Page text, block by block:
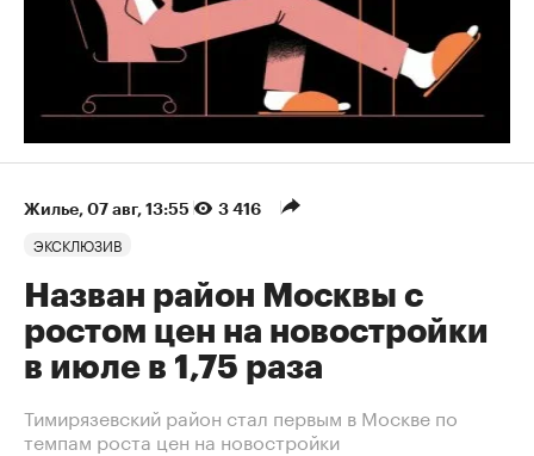
Жилье⁠, 07 авг, 13:55 3 416
ЭКСКЛЮЗИВ
Назван район Москвы с
ростом цен на новостройки
в июле в 1,75 раза
Тимирязевский район стал первым в Москве по
темпам роста цен на новостройки